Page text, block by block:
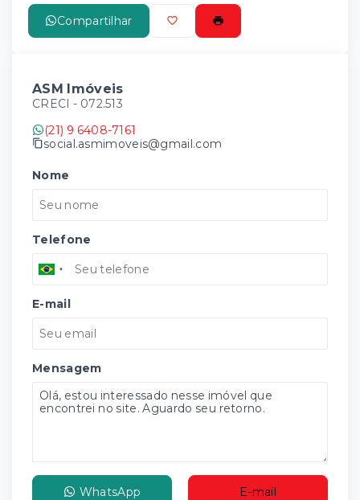
Compartilhar
ASM Imóveis
CRECI - 072.513
(21) 9 6408-7161
social.asmimoveis@gmail.com
Nome
Telefone
E-mail
Mensagem
WhatsApp E-mail